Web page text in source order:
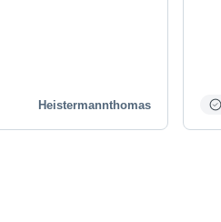
Heistermannthomas